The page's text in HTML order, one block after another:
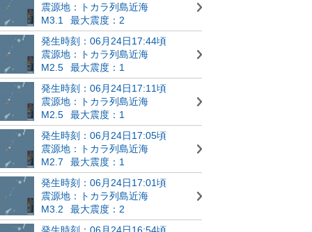
震源地：トカラ列島近海
M3.1
最大震度：2
発生時刻：06月24日17:44頃
震源地：トカラ列島近海
M2.5
最大震度：1
発生時刻：06月24日17:11頃
震源地：トカラ列島近海
M2.5
最大震度：1
発生時刻：06月24日17:05頃
震源地：トカラ列島近海
M2.7
最大震度：1
発生時刻：06月24日17:01頃
震源地：トカラ列島近海
M3.2
最大震度：2
発生時刻：06月24日16:54頃